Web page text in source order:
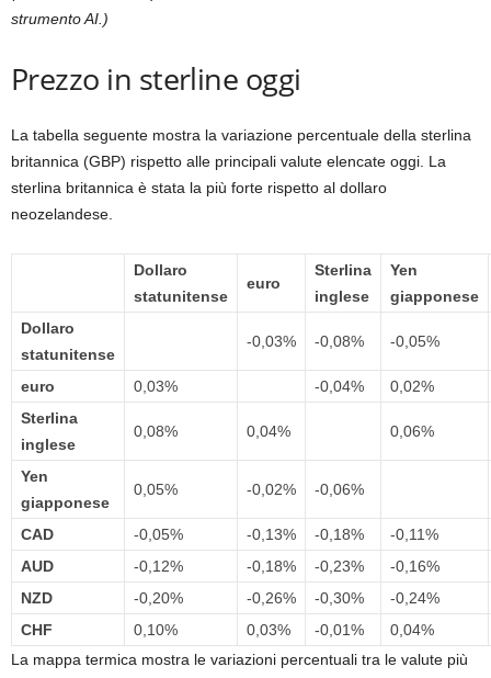
strumento AI.)
Prezzo in sterline oggi
La tabella seguente mostra la variazione percentuale della sterlina
britannica (GBP) rispetto alle principali valute elencate oggi. La
sterlina britannica è stata la più forte rispetto al dollaro
neozelandese.
Dollaro
statunitense
euro
Sterlina
inglese
Yen
giapponese
Dollaro
statunitense
-0,03% -0,08% -0,05%
euro 0,03% -0,04%
0,02%
Sterlina
inglese
0,08% 0,04% 0,06%
Yen
giapponese
0,05% -0,02% -0,06%
CAD -0,05% -0,13% -0,18%
-0,11%
AUD
-0,12% -0,18% -0,23%
-0,16%
NZD
-0,20% -0,26% -0,30%
-0,24%
CHF
0,10% 0,03% -0,01%
0,04%
La mappa termica mostra le variazioni percentuali tra le valute più